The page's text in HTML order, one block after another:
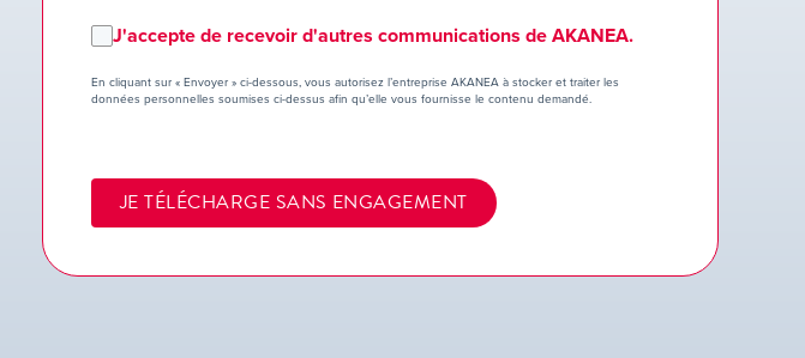
J'accepte de recevoir d'autres communications de AKANEA.
En cliquant sur « Envoyer » ci-dessous, vous autorisez l’entreprise AKANEA à stocker et traiter les
données personnelles soumises ci-dessus afin qu’elle vous fournisse le contenu demandé.
JE TÉLÉCHARGE SANS ENGAGEMENT